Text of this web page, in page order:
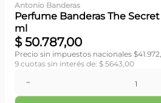
Antonio Banderas
Perfume Banderas The
ml
$ 50.787,00
Precio sin impuestos nacionales $
9 cuotas sin interés de: $ 5643,00
－